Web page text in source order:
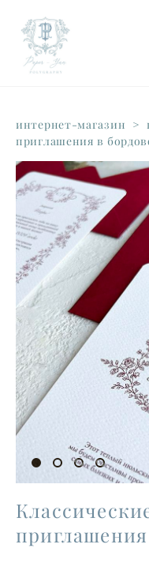
интернет-магазин >
приглашения в